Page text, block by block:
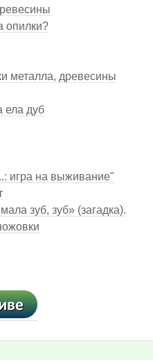
опилки?
металла, древесины
ела дуб
игра на выживание"
зуб, зуб» (загадка).